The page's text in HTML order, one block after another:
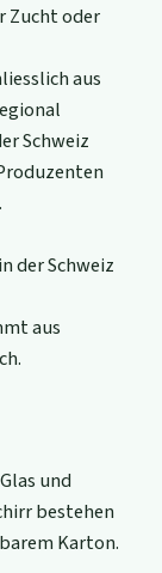
Zucht oder
aus
Schweiz
der Schweiz
aus
und
bestehen
Karton.